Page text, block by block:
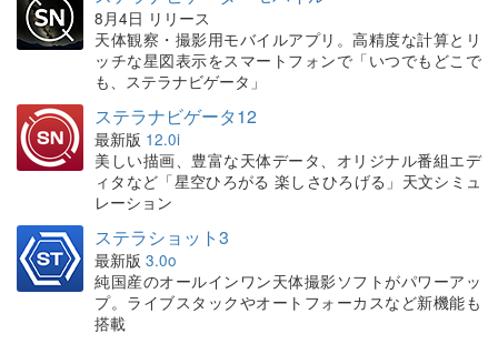
8月4日 リリース
天体観察・撮影用モバイルアプリ。高精度な計算とリ
ッチな星図表示をスマートフォンで「いつでもどこで
も、ステラナビゲータ」
ステラナビゲータ12
最新版 12.0i
美しい描画、豊富な天体データ、オリジナル番組エデ
ィタなど「星空ひろがる 楽しさひろげる」天文シミュ
レーション
ステラショット3
最新版 3.0o
純国産のオールインワン天体撮影ソフトがパワーアッ
プ。ライブスタックやオートフォーカスなど新機能も
搭載